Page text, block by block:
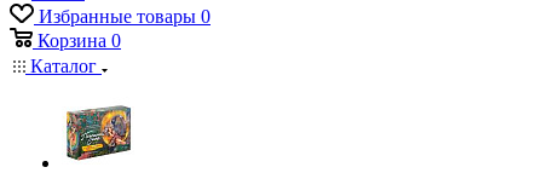
Избранные товары 0
Корзина 0
Каталог